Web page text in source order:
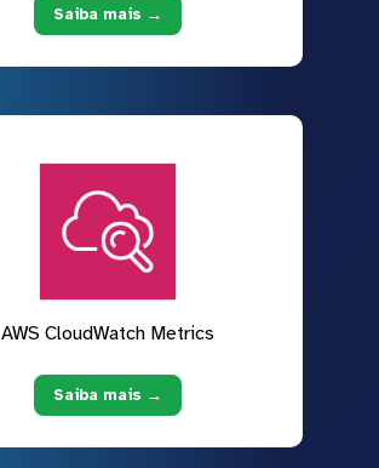
Saiba mais →
AWS CloudWatch Metrics
Saiba mais →